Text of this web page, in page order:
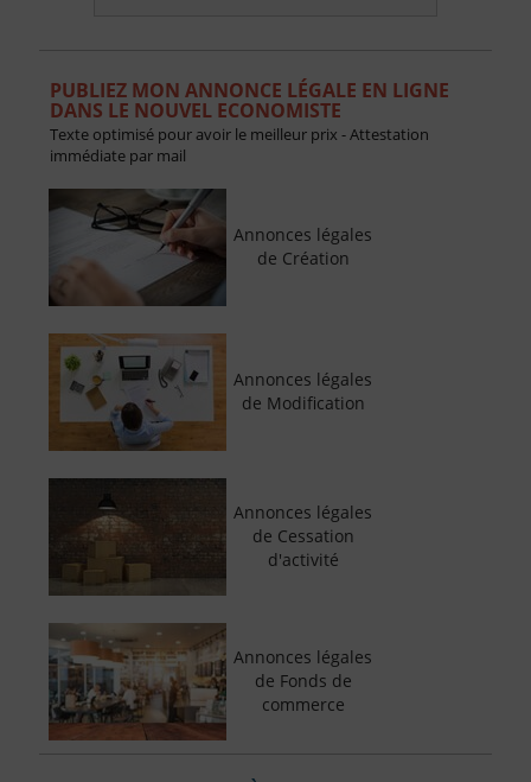
PUBLIEZ MON ANNONCE LÉGALE EN LIGNE
DANS LE NOUVEL ECONOMISTE
Texte optimisé pour avoir le meilleur prix - Attestation
immédiate par mail
Annonces légales
de Création
Annonces légales
de Modification
Annonces légales
de Cessation
d'activité
Annonces légales
de Fonds de
commerce